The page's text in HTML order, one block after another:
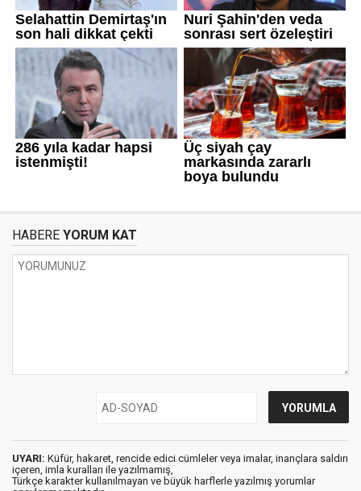
HABERE YORUM KAT
UYARI: Küfür, hakaret, rencide edici cümleler veya imalar, inançlara saldırı
içeren, imla kuralları ile yazılmamış,
Türkçe karakter kullanılmayan ve büyük harflerle yazılmış yorumlar